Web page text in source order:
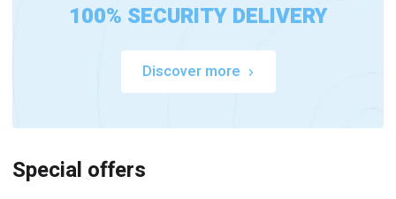
100% SECURITY DELIVERY
Discover more
Special offers